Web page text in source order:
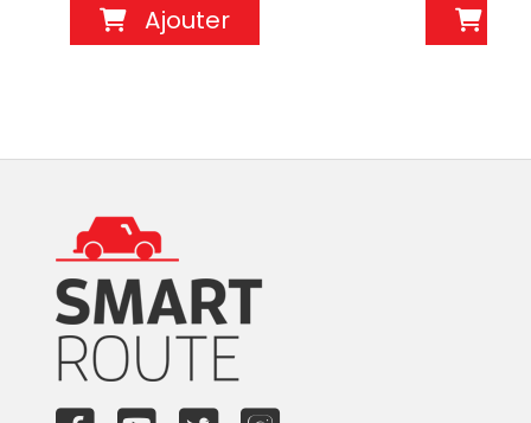
Ajouter